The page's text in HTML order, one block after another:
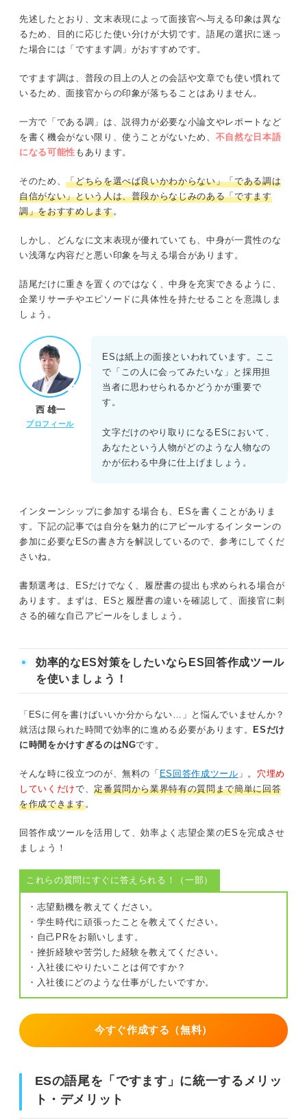
先述したとおり、文末表現によって面接官へ与える印象は異な
るため、目的に応じた使い分けが大切です。語尾の選択に迷っ
た場合には「ですます調」がおすすめです。
ですます調は、普段の目上の人との会話や文章でも使い慣れて
いるため、面接官からの印象が落ちることはありません。
一方で「である調」は、説得力が必要な小論文やレポートなど
を書く機会がない限り、使うことがないため、 不自然な日本語
になる可能性 もあります。
そのため、「どちらを選べば良いかわからない」「である調は
自信がない」という人は、普段からなじみのある「ですます
調」をおすすめします。
しかし、どんなに文末表現が優れていても、中身が一貫性のな
い浅薄な内容だと悪い印象を与える場合があります。
語尾だけに重きを置くのではなく、中身を充実できるように、
企業リサーチやエピソードに具体性を持たせることを意識しま
しょう。
西 雄一
プロフィール
ESは紙上の面接といわれています。ここ
で「この人に会ってみたいな」と採用担
当者に思わせられるかどうかが重要で
す。
文字だけのやり取りになるESにおいて、
あなたという人物がどのような人物なの
かが伝わる中身に仕上げましょう。
インターンシップに参加する場合も、ESを書くことがありま
す。下記の記事では自分を魅力的にアピールするインターンの
参加に必要なESの書き方を解説しているので、参考にしてくだ
さいね。
書類選考は、ESだけでなく、履歴書の提出も求められる場合が
あります。まずは、ESと履歴書の違いを確認して、面接官に刺
さる的確な自己アピールをしましょう。
効率的なES対策をしたいならES回答作成ツール
を使いましょう！
「ESに何を書けばいいか分からない…」と悩んでいませんか？
就活は限られた時間で効率的に進める必要があります。
ESだけ
に時間をかけすぎるのはNGです。
そんな時に役立つのが、無料の「 ES回答作成ツール 」。 穴埋め
していくだけで、定番質問から業界特有の質問まで簡単に回答
を作成できます。
回答作成ツールを活用して、効率よく志望企業のESを完成させ
ましょう！
これらの質問にすぐに答えられる！（一部）
・志望動機を教えてください。
・学生時代に頑張ったことを教えてください。
・自己PRをお願いします。
・挫折経験や苦労した経験を教えてください。
・入社後にやりたいことは何ですか？
・入社後にどのような仕事がしたいですか。
今すぐ作成する（無料）
ESの語尾を「ですます」に統一するメリッ
ト・デメリット